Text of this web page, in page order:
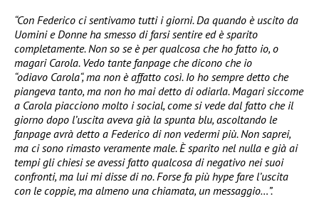
“Con Federico ci sentivamo tutti i giorni. Da quando è uscito da
Uomini e Donne ha smesso di farsi sentire ed è sparito
completamente. Non so se è per qualcosa che ho fatto io, o
magari Carola. Vedo tante fanpage che dicono che io
“odiavo Carola“, ma non è affatto così. Io ho sempre detto che
piangeva tanto, ma non ho mai detto di odiarla. Magari siccome
a Carola piacciono molto i social, come si vede dal fatto che il
giorno dopo l’uscita aveva già la spunta blu, ascoltando le
fanpage avrà detto a Federico di non vedermi più. Non saprei,
ma ci sono rimasto veramente male. È sparito nel nulla e già ai
tempi gli chiesi se avessi fatto qualcosa di negativo nei suoi
confronti, ma lui mi disse di no. Forse fa più hype fare l’uscita
con le coppie, ma almeno una chiamata, un messaggio…”.